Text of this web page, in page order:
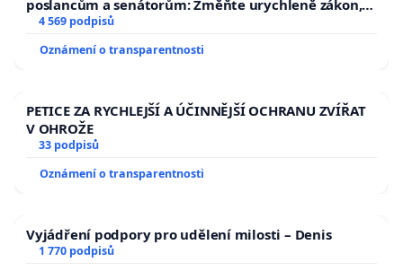
poslancům a senátorům: Změňte urychleně zákon,
aby se tragédie malé Viktorky už nemohla opakovat!
4 569 podpisů
Oznámení o transparentnosti
PETICE ZA RYCHLEJŠÍ A ÚČINNĚJŠÍ OCHRANU ZVÍŘAT
V OHROŽE
33 podpisů
Oznámení o transparentnosti
Vyjádření podpory pro udělení milosti – Denis
1 770 podpisů